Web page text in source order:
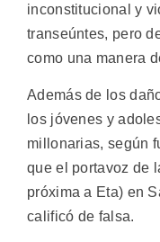
inconstitucional y
transeúntes, pero
como una manera
Además de los
los jóvenes y
millonarias, según
que el portavoz de
próxima a Eta) en
calificó de falsa.